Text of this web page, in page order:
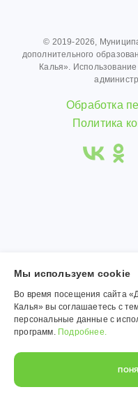
© 2019-2026,
дополнительного
Калья».
Обработка
Политика
Мы используем сookie
Во время посещения сайта
Калья» вы соглашаетесь с
персональные данные с
программ. Подробнее.